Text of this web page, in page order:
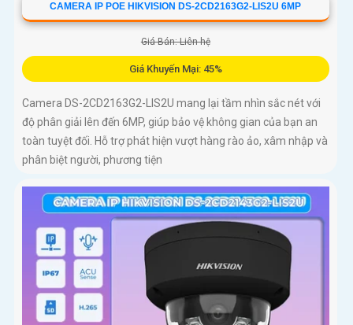
CAMERA IP POE HIKVISION DS-2CD2163G2-LIS2U 6MP
Giá Bán: Liên hệ
Giá Khuyến Mại: 45%
Camera DS-2CD2163G2-LIS2U mang lại tầm nhìn sắc nét với
độ phân giải lên đến 6MP, giúp bảo vệ không gian của bạn an
toàn tuyệt đối. Hỗ trợ phát hiện vượt hàng rào ảo, xâm nhập và
phân biệt người, phương tiện